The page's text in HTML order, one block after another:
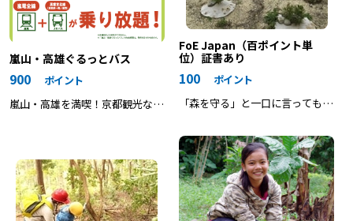
嵐山・高雄ぐるっとバス
900
ポイント
嵐山・高雄を満喫！京都観光なら
FoE Japan（百ポイント単
位）証書あり
100
ポイント
「森を守る」と一口に言っても、